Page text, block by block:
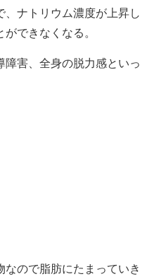
、ナトリウム濃度が上昇し
できなくなる。
障害、全身の脱力感といっ
ので脂肪にたまっていき